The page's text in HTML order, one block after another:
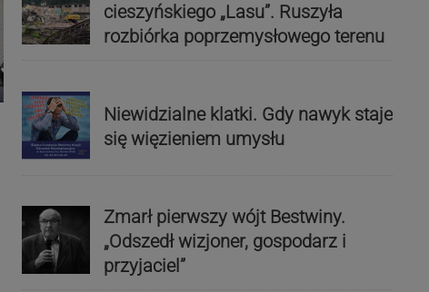
cieszyńskiego „Lasu”. Ruszyła
rozbiórka poprzemysłowego terenu
Niewidzialne klatki. Gdy nawyk staje
się więzieniem umysłu
Zmarł pierwszy wójt Bestwiny.
„Odszedł wizjoner, gospodarz i
przyjaciel”